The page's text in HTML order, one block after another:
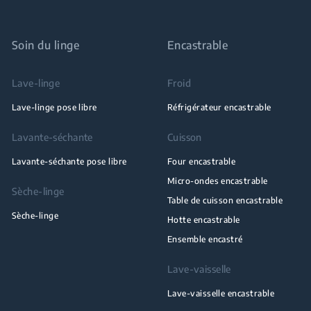
Soin du linge
Lave-linge
Lave-linge pose libre
Lavante-séchante
Lavante-séchante pose libre
Sèche-linge
Sèche-linge
Encastrable
Froid
Réfrigérateur encastrable
Cuisson
Four encastrable
Micro-ondes encastrable
Table de cuisson encastrable
Hotte encastrable
Ensemble encastré
Lave-vaisselle
Lave-vaisselle encastrable